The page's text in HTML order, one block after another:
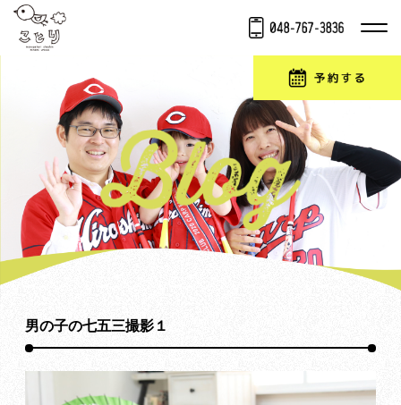
男の子の七五三撮影１